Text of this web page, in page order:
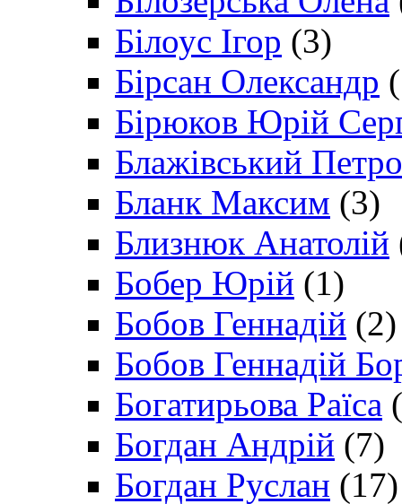
Білоус Ігор (3)
Бірсан Олександр
Бірюков Юрій
Блажівський Петро
Бланк Максим (3)
Близнюк Анатолій
Бобер Юрій (1)
Бобов Геннадій (2)
Бобов Геннадій
Богатирьова Раїса
Богдан Андрій (7)
Богдан Руслан (17)